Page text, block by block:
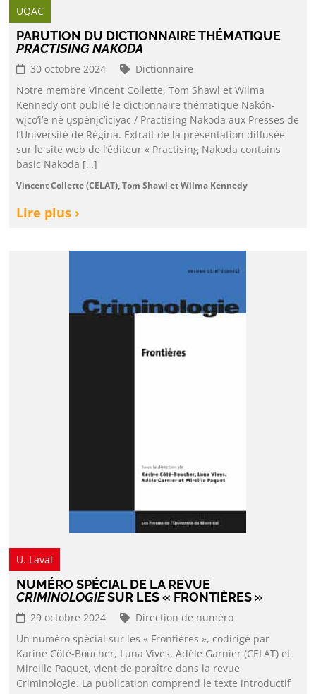
UQAC
PARUTION DU DICTIONNAIRE THÉMATIQUE
PRACTISING NAKODA
30 octobre 2024
Dictionnaire
Notre membre Vincent Collette, Tom Shawl et Wilma
Kennedy ont publié le dictionnaire thématique Nakón-
wįco’i’e né ųspénįc’iciyac / Practising Nakoda aux Presses de
l’Université de Régina. Extrait de la présentation diffusée
sur le site web de l’éditeur « Practising Nakoda contains
basic Nakoda […]
Vincent Collette (CELAT), Tom Shawl et Wilma Kennedy
Lire plus ›
U. Laval
NUMÉRO SPÉCIAL DE LA REVUE
CRIMINOLOGIESUR LES « FRONTIÈRES »
29 octobre 2024
Direction de numéro
Un numéro spécial sur les « Frontières », codirigé par
Karine Côté-Boucher, Luna Vives, Adèle Garnier (CELAT) et
Mireille Paquet, vient de paraître dans la revue
Criminologie. La publication comprend le texte introductif